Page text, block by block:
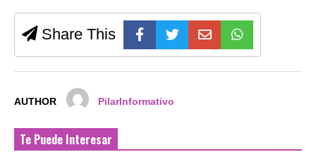
Share This
AUTHOR PilarInformativo
Te Puede Interesar